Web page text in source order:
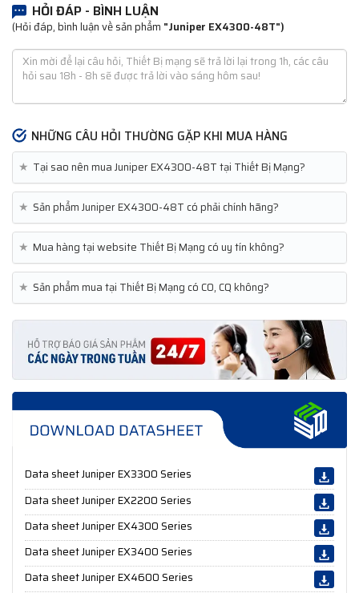
HỎI ĐÁP - BÌNH LUẬN
(Hỏi đáp, bình luận về sản phẩm "Juniper EX4300-48T")
NHỮNG CÂU HỎI THƯỜNG GẶP KHI MUA HÀNG
★ Tại sao nên mua Juniper EX4300-48T tại Thiết Bị Mạng?
★ Sản phẩm Juniper EX4300-48T có phải chính hãng?
★ Mua hàng tại website Thiết Bị Mạng có uy tín không?
★ Sản phẩm mua tại Thiết Bị Mạng có CO, CQ không?
Data sheet Juniper EX3300 Series
Data sheet Juniper EX2200 Series
Data sheet Juniper EX4300 Series
Data sheet Juniper EX3400 Series
Data sheet Juniper EX4600 Series